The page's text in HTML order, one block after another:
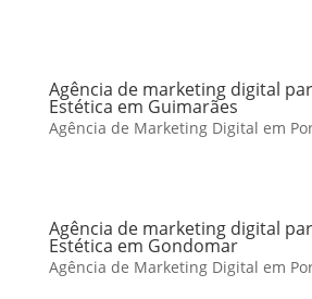
Agência de marketing digital
Estética em Guimarães
Agência de Marketing Digital em
Agência de marketing digital
Estética em Gondomar
Agência de Marketing Digital em